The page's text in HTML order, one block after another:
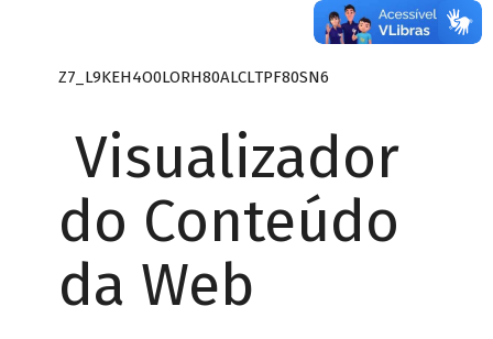
Z7_L9KEH4O0LORH80ALCLTPF80SN6
Visualizador
do Conteúdo
da Web